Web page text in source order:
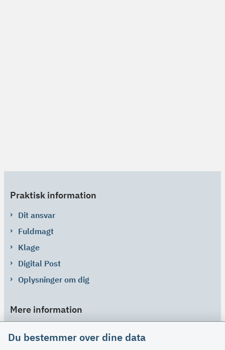
Praktisk information
Dit ansvar
Fuldmagt
Klage
Digital Post
Oplysninger om dig
Mere information
Du bestemmer over dine data